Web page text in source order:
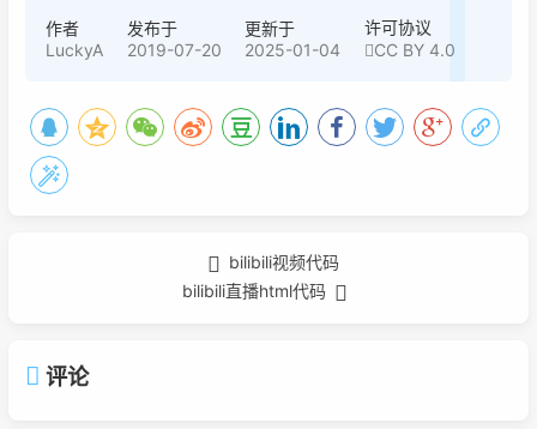
作者
LuckyA
发布于
2019-07-20
更新于
2025-01-04
许可协议
CC BY 4.0
bilibili视频代码
bilibili直播html代码
评论